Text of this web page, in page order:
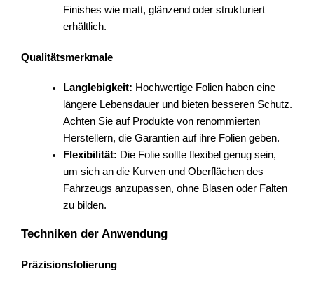
Finishes wie matt, glänzend oder strukturiert
erhältlich.
Qualitätsmerkmale
Langlebigkeit: Hochwertige Folien haben eine
längere Lebensdauer und bieten besseren Schutz.
Achten Sie auf Produkte von renommierten
Herstellern, die Garantien auf ihre Folien geben.
Flexibilität: Die Folie sollte flexibel genug sein,
um sich an die Kurven und Oberflächen des
Fahrzeugs anzupassen, ohne Blasen oder Falten
zu bilden.
Techniken der Anwendung
Präzisionsfolierung